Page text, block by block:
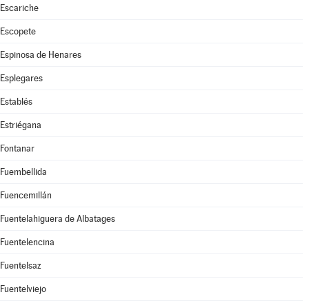
Escariche
Escopete
Espinosa de Henares
Esplegares
Establés
Estriégana
Fontanar
Fuembellida
Fuencemillán
Fuentelahiguera de Albatages
Fuentelencina
Fuentelsaz
Fuentelviejo